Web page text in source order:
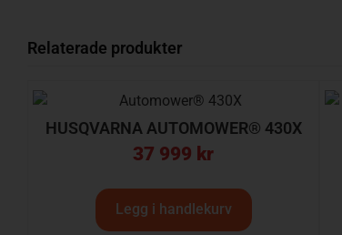
Relaterade produkter
HUSQVARNA AUTOMOWER® 430X
37 999 kr
Legg i handlekurv